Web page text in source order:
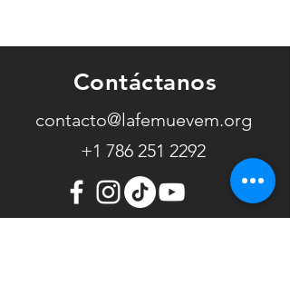
Contáctanos
contacto@lafemuevem.org
+1 786 251 2292